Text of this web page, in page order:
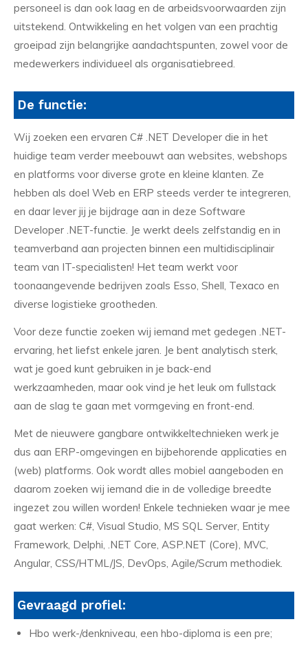
personeel is dan ook laag en de arbeidsvoorwaarden zijn
uitstekend. Ontwikkeling en het volgen van een prachtig
groeipad zijn belangrijke aandachtspunten, zowel voor de
medewerkers individueel als organisatiebreed.
De functie:
Wij zoeken een ervaren C# .NET Developer die in het
huidige team verder meebouwt aan websites, webshops
en platforms voor diverse grote en kleine klanten. Ze
hebben als doel Web en ERP steeds verder te integreren,
en daar lever jij je bijdrage aan in deze Software
Developer .NET-functie. Je werkt deels zelfstandig en in
teamverband aan projecten binnen een multidisciplinair
team van IT-specialisten! Het team werkt voor
toonaangevende bedrijven zoals Esso, Shell, Texaco en
diverse logistieke grootheden.
Voor deze functie zoeken wij iemand met gedegen .NET-
ervaring, het liefst enkele jaren. Je bent analytisch sterk,
wat je goed kunt gebruiken in je back-end
werkzaamheden, maar ook vind je het leuk om fullstack
aan de slag te gaan met vormgeving en front-end.
Met de nieuwere gangbare ontwikkeltechnieken werk je
dus aan ERP-omgevingen en bijbehorende applicaties en
(web) platforms. Ook wordt alles mobiel aangeboden en
daarom zoeken wij iemand die in de volledige breedte
ingezet zou willen worden! Enkele technieken waar je mee
gaat werken: C#, Visual Studio, MS SQL Server, Entity
Framework, Delphi, .NET Core, ASP.NET (Core), MVC,
Angular, CSS/HTML/JS, DevOps, Agile/Scrum methodiek.
Gevraagd profiel:
Hbo werk-/denkniveau, een hbo-diploma is een pre;